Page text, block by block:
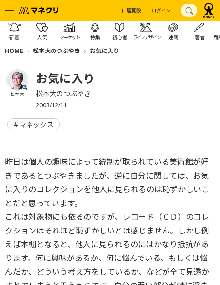
口座開設 ログイン
新着 人気 マーケット 特集 初心者 ライフデザイン 連載 著者 商
HOME 松本大のつぶやき お気に入り
松本 大
お気に入り
松本大のつぶやき
2003/12/11
マネックス
昨日は個人の趣味によって統制が取られている美術館が好
きであるとつぶやきましたが、逆に自分に関しては、お気
に入りのコレクションを他人に見られるのは恥ずかしいこ
とだと思っています。
これは対象物にも依るのですが、レコード（ＣＤ）のコレ
クションはそれほど恥ずかしいとは感じません。しかし例
えば本棚となると、他人に見られるのにはかなり抵抗があ
ります。何に興味があるか、何に悩んでいる、もしくは悩
んだか、どういう考え方をしているか、などが全て見透か